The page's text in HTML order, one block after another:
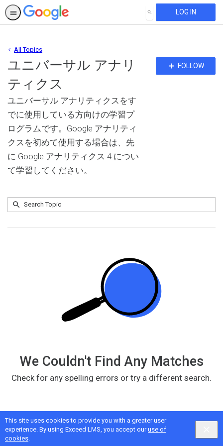
This site uses cookies to provide you with a greater user
experience. By using Exceed LMS, you accept ouruse of
cookies.
SEARCH LOG IN
ユニバーサル アナリ
ティクス
All Topics
ユニバーサル アナリティクスをす
でに使用している方向けの学習プ
ログラムです。Google アナリティ
クスを初めて使用する場合は、先
に Google アナリティクス 4 につい
て学習してください。
FOLLOW
NoSearch
Submit
We Couldn't Find Any Matches
Check for any spelling errors or try a different search.
Google Privacy& Terms, IntellumPrivacy&Terms
Locale:
English selected
English Powered by: